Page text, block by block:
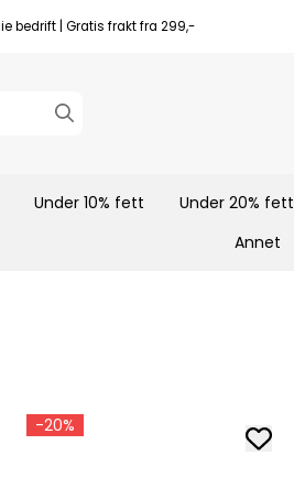
bedrift | Gratis frakt fra 299,-
Under 10% fett Under 20% fett
Annet
-20%